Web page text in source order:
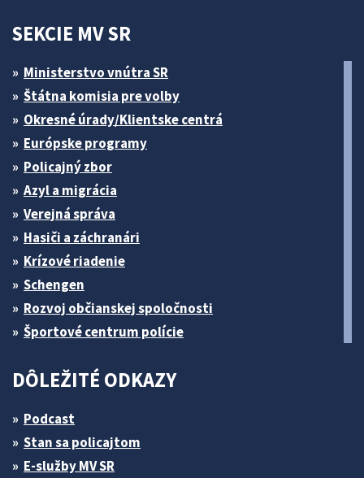
SEKCIE MV SR
Ministerstvo vnútra SR
Štátna komisia pre volby
Okresné úrady/Klientske centrá
Európske programy
Policajný zbor
Azyl a migrácia
Verejná správa
Hasiči a záchranári
Krízové riadenie
Schengen
Rozvoj občianskej spoločnosti
Športové centrum polície
DÔLEŽITÉ ODKAZY
Podcast
Stan sa policajtom
E-služby MV SR